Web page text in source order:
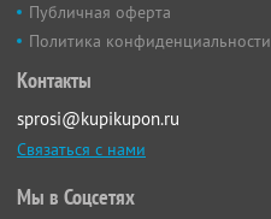
Публичная оферта
Политика конфиденциальности
Контакты
sprosi@kupikupon.ru
Связаться с нами
Мы в Соцсетях